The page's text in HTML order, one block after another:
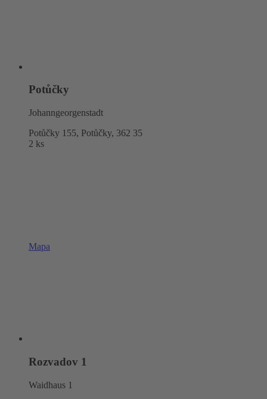
Potůčky
Johanngeorgenstadt
Potůčky 155, Potůčky, 362 35
2 ks
Mapa
Rozvadov 1
Waidhaus 1